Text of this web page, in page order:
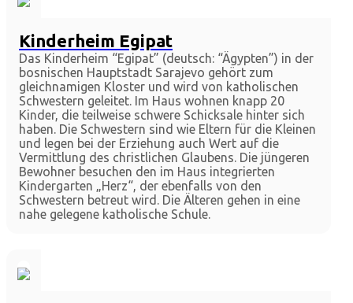
Kinderheim Egipat
Das Kinderheim “Egipat” (deutsch: “Ägypten”) in der
bosnischen Hauptstadt Sarajevo gehört zum
gleichnamigen Kloster und wird von katholischen
Schwestern geleitet. Im Haus wohnen knapp 20
Kinder, die teilweise schwere Schicksale hinter sich
haben. Die Schwestern sind wie Eltern für die Kleinen
und legen bei der Erziehung auch Wert auf die
Vermittlung des christlichen Glaubens. Die jüngeren
Bewohner besuchen den im Haus integrierten
Kindergarten „Herz“, der ebenfalls von den
Schwestern betreut wird. Die Älteren gehen in eine
nahe gelegene katholische Schule.